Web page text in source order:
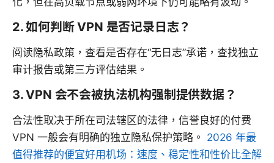
2. 如何判断 VPN 是否记录日志？
阅读隐私政策，查看是否存在“无日志”承诺，查找独立
审计报告或第三方评估结果。
3. VPN 会不会被执法机构强制提供数据？
合法性取决于所在司法辖区的法律，信誉良好的付费
VPN 一般会有明确的独立隐私保护策略。 2026 年最
值得推荐的便宜好用机场：速度、稳定性和性价比全解